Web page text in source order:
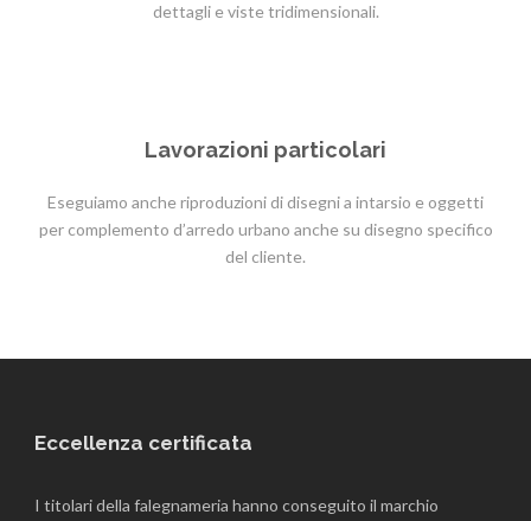
dettagli e viste tridimensionali.
Lavorazioni particolari
Eseguiamo anche riproduzioni di disegni a intarsio e oggetti
per complemento d’arredo urbano anche su disegno specifico
del cliente.
Eccellenza certificata
I titolari della falegnameria hanno conseguito il marchio